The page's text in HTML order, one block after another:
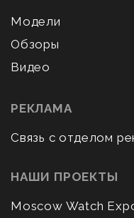
Модели
Обзоры
Видео
РЕКЛАМА
Связь с отделом
НАШИ ПРОЕКТЫ
Moscow Watch